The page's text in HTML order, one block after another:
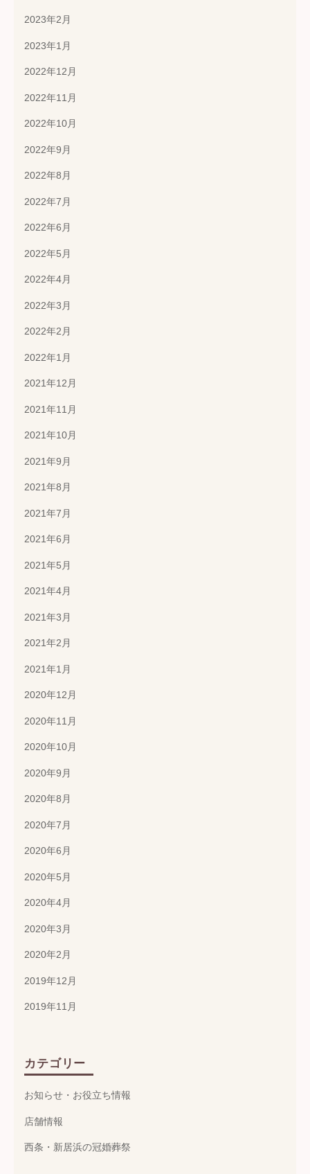
2023年2月
2023年1月
2022年12月
2022年11月
2022年10月
2022年9月
2022年8月
2022年7月
2022年6月
2022年5月
2022年4月
2022年3月
2022年2月
2022年1月
2021年12月
2021年11月
2021年10月
2021年9月
2021年8月
2021年7月
2021年6月
2021年5月
2021年4月
2021年3月
2021年2月
2021年1月
2020年12月
2020年11月
2020年10月
2020年9月
2020年8月
2020年7月
2020年6月
2020年5月
2020年4月
2020年3月
2020年2月
2019年12月
2019年11月
カテゴリー
お知らせ・お役立ち情報
店舗情報
西条・新居浜の冠婚葬祭